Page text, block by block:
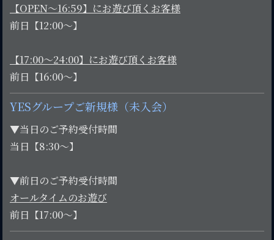
【OPEN～16:59】にお遊び頂くお客様
前日【12:00～】
【17:00～24:00】にお遊び頂くお客様
前日【16:00～】
YESグループご新規様（未入会）
▼当日のご予約受付時間
当日【8:30～】
▼前日のご予約受付時間
オールタイムのお遊び
前日【17:00～】